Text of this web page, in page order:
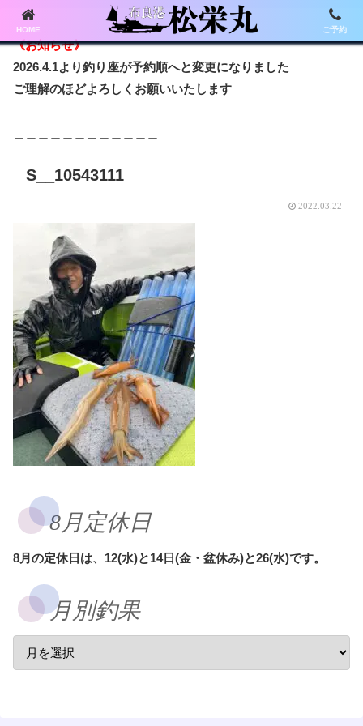
《お知らせ》
2026.4.1より釣り座が予約順へと変更になりました
ご理解のほどよろしくお願いいたします
S__10543111
2022.03.22
8月定休日
8月の定休日は、12(水)と14日(金・盆休み)と26(水)です。
月別釣果
HOME ご予約